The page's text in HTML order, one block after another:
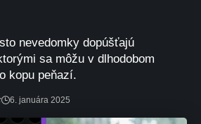
nevedomky dopúšťajú
sa môžu v dlhodobom
kopu peňazí.
6. januára 2025